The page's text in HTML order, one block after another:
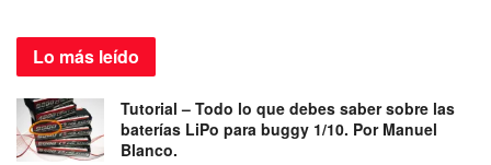
Lo más leído
Tutorial – Todo lo que debes saber sobre las
baterías LiPo para buggy 1/10. Por Manuel
Blanco.